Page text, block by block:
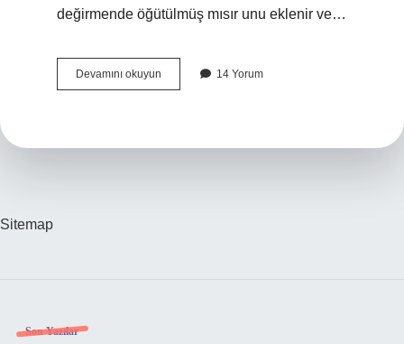
değirmende öğütülmüş mısır unu eklenir ve…
Devamını okuyun
Nasil
14 Yorum
Sitemap
Son Yazılar